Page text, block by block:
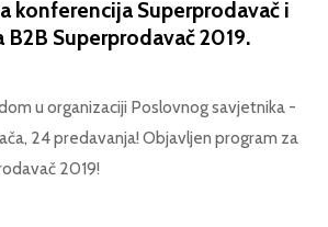
konferencija Superprodavač i
Superprodavač 2019.
u organizaciji Poslovnog savjetnika -
24 predavanja! Objavljen program za
2019!